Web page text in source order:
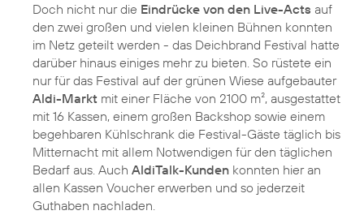
Doch nicht nur die Eindrücke von den Live-Acts auf
den zwei großen und vielen kleinen Bühnen konnten
im Netz geteilt werden - das Deichbrand Festival hatte
darüber hinaus einiges mehr zu bieten. So rüstete ein
nur für das Festival auf der grünen Wiese aufgebauter
Aldi-Markt mit einer Fläche von 2100 m², ausgestattet
mit 16 Kassen, einem großen Backshop sowie einem
begehbaren Kühlschrank die Festival-Gäste täglich bis
Mitternacht mit allem Notwendigen für den täglichen
Bedarf aus. Auch AldiTalk-Kunden konnten hier an
allen Kassen Voucher erwerben und so jederzeit
Guthaben nachladen.